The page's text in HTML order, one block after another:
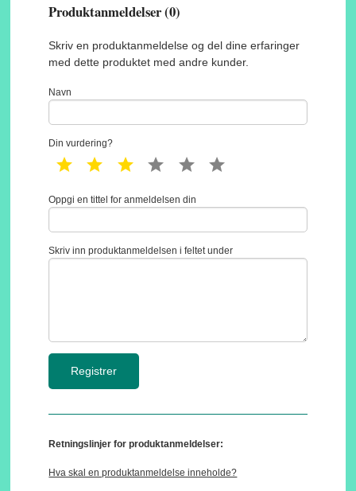
Produktanmeldelser (0)
Skriv en produktanmeldelse og del dine erfaringer
med dette produktet med andre kunder.
Navn
Din vurdering?
1 star 2 star 3 star 4 star 5 star
Oppgi en tittel for anmeldelsen din
Skriv inn produktanmeldelsen i feltet under
Retningslinjer for produktanmeldelser:
Hva skal en produktanmeldelse inneholde?